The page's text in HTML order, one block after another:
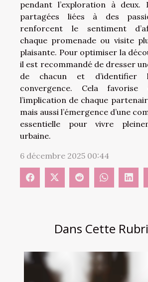
Dans Cette
pendant l’exploration à deux.
partagées liées à des
renforcent le sentiment
chaque promenade ou visite
plaisante. Pour optimiser la
il est recommandé de dresser
de chacun et d’identifier
convergence. Cela favorise
l’implication de chaque
mais aussi l’émergence d’une
essentielle pour vivre
urbaine.
6 décembre 2025 00:44